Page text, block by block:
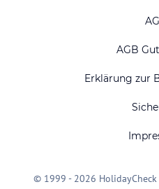
AGB
Erklärung zur
© 1999 - 2026 HolidayCheck